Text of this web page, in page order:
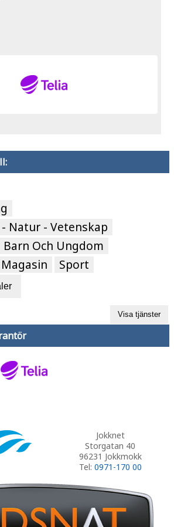
Natur - Vetenskap
Barn Och Ungdom
Sport
Jokknet
Storgatan 40
96231 Jokkmokk
Tel: 0971-170 00